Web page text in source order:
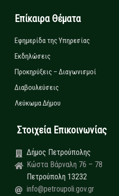
Επίκαιρα Θέματα
Εφημερίδα της Υπηρεσίας
Εκδηλώσεις
Προκηρύξεις – Διαγωνισμοί
Διαβουλεύσεις
Λεύκωμα Δήμου
Στοιχεία Επικοινωνίας
Δήμος Πετρούπολης
Κώστα Βάρναλη 76 – 78
Πετρούπολη 13232
info@petroupoli.gov.gr